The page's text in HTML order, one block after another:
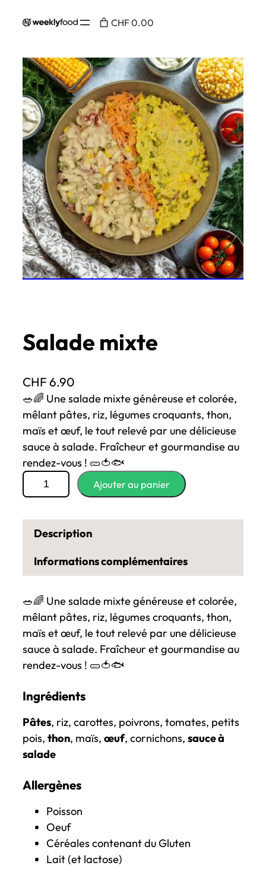
CHF 0.00
Accueil/Au menu/Salade/ Salade mixte
Salade mixte
CHF6.90
🥗🌈 Une salade mixte généreuse et colorée,
mêlant pâtes, riz, légumes croquants, thon,
maïs et œuf, le tout relevé par une délicieuse
sauce à salade. Fraîcheur et gourmandise au
rendez-vous ! 🥒🍅🐟
q
u
t
d
e
S
a
l
d
e
m
i
t
Ajouter au panier
Description
Informations complémentaires
🥗🌈 Une salade mixte généreuse et colorée,
mêlant pâtes, riz, légumes croquants, thon,
maïs et œuf, le tout relevé par une délicieuse
sauce à salade. Fraîcheur et gourmandise au
rendez-vous ! 🥒🍅🐟
Ingrédients
Pâtes, riz, carottes, poivrons, tomates, petits
pois, thon, maïs, œuf, cornichons, sauce à
salade
Allergènes
Poisson
Oeuf
Céréales contenant du Gluten
Lait (et lactose)